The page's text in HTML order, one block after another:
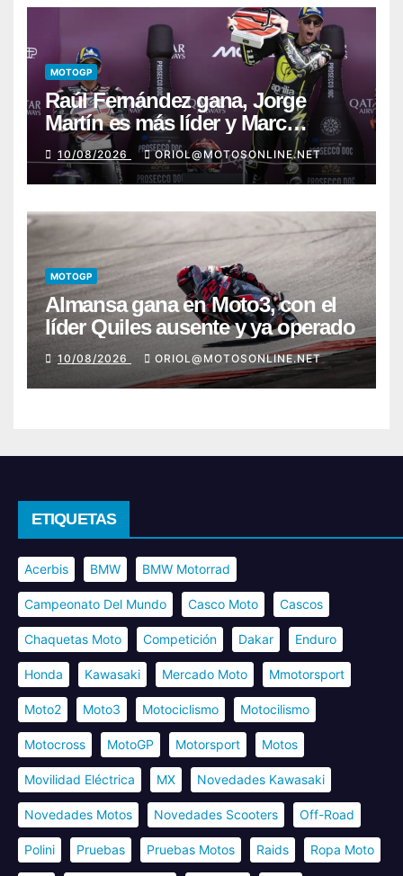
MOTOGP
Raúl Fernández gana, Jorge
Martín es más líder y Marc
Márquez sufre
10/08/2026 ORIOL@MOTOSONLINE.NET
MOTOGP
Almansa gana en Moto3, con el
líder Quiles ausente y ya operado
10/08/2026 ORIOL@MOTOSONLINE.NET
ETIQUETAS
Acerbis BMW BMW Motorrad
Campeonato Del Mundo Casco Moto Cascos
Chaquetas Moto Competición Dakar Enduro
Honda Kawasaki Mercado Moto Mmotorsport
Moto2 Moto3 Motociclismo Motocilismo
Motocross MotoGP Motorsport Motos
Movilidad Eléctrica MX Novedades Kawasaki
Novedades Motos Novedades Scooters Off-Road
Polini Pruebas Pruebas Motos Raids Ropa Moto